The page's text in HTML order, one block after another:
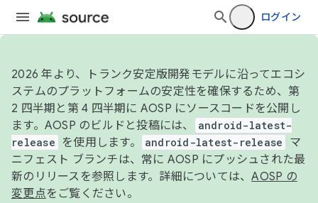
ログイン
2026 年より、トランク安定版開発モデルに沿ってエコシ
ステムのプラットフォームの安定性を確保するため、第
2 四半期と第 4 四半期に AOSP にソースコードを公開し
ます。AOSP のビルドと投稿には、
android-latest-
release
を使用します。 android-latest-release
マ
ニフェスト ブランチは、常に AOSP にプッシュされた最
新のリリースを参照します。詳細については、AOSP の
変更点をご覧ください。